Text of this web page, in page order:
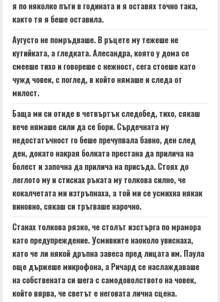
я по няколко пъти в годината и я оставях точно така,
както тя я беше оставила.
Аугусто не помръдваше. В ръцете му тежеше не
кутийката, а гледката. Алесандра, която у дома се
смееше тихо и говореше с нежност, сега стоеше като
чужд човек, с поглед, в който нямаше и следа от
милост.
Баща ми си отиде в четвъртък следобед, тихо, сякаш
вече нямаше сили да се бори. Сърдечната му
недостатъчност го беше пречупвала бавно, ден след
ден, докато накрая болката престана да прилича на
болест и започна да прилича на присъда. Стоях до
леглото му и стисках ръката му толкова силно, че
кокалчетата ми изтръпнаха, а той ми се усмихна някак
виновно, сякаш си тръгваше нарочно.
Станах толкова рязко, че столът изстърга по мрамора
като предупреждение. Усмивките наоколо увиснаха,
като че ли някой дръпна завеса пред лицата им. Паула
още държеше микрофона, а Ричард се наслаждаваше
на собствената си шега с самодоволството на човек,
който вярва, че светът е неговата лична сцена.